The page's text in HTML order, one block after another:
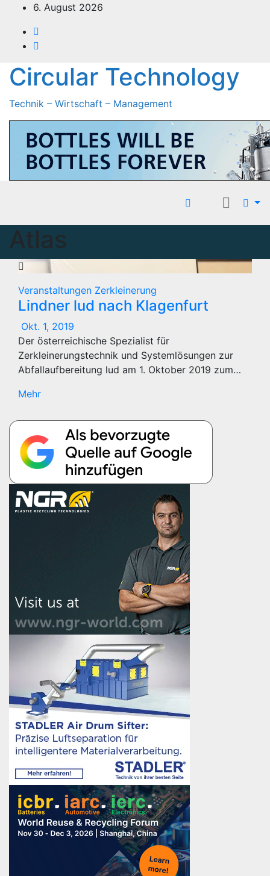
springen
6. August 2026
Circular Technology
Technik – Wirtschaft – Management
Atlas
Veranstaltungen Zerkleinerung
Lindner lud nach Klagenfurt
Okt. 1, 2019
Der österreichische Spezialist für
Zerkleinerungstechnik und Systemlösungen zur
Abfallaufbereitung lud am 1. Oktober 2019 zum…
Mehr